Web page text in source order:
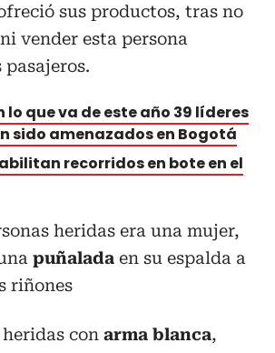
sus productos, tras no
vender esta persona
pasajeros.
lo que va de este año 39 líderes
sido amenazados en Bogotá
recorridos en bote en el
heridas era una mujer,
puñalada en su espalda a
riñones
heridas con arma blanca,